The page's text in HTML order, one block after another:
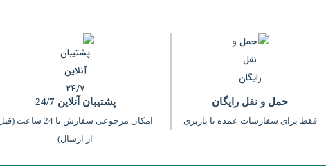
حمل و نقل رایگان
فقط برای سفارشات عمده تا باربری
پشتیبان آنلاین 24/7
امکان مرجوعی سفارش تا 24 ساعت
از ارسال)